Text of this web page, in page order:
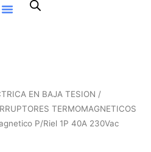
EN BAJA TESION /
TERMOMAGNETICOS
P/Riel 1P 40A 230Vac